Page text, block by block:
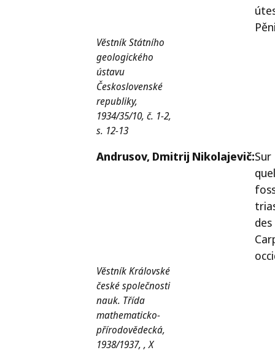
Věstník Státního
geologického
ústavu
Československé
republiky,
1934/35/10, č. 1-2,
s. 12-13
Andrusov, Dmitrij Nikolajevič:Sur
des
Věstník Královské
české společnosti
nauk. Třída
mathematicko-
přírodovědecká,
1938/1937, , X